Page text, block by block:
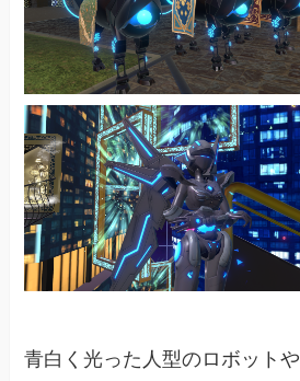
青白く光った人型のロボットや